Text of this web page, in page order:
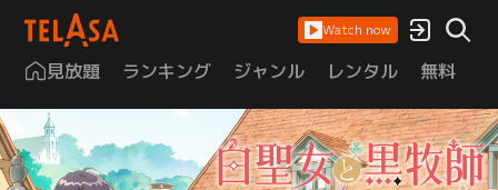
Watch now
見放題 ランキング ジャンル レンタル 無料